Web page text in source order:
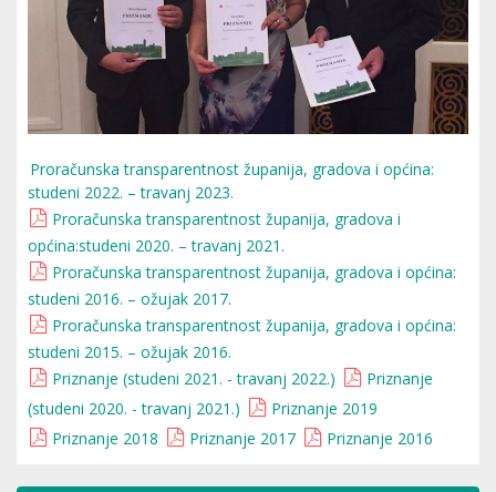
Proračunska transparentnost županija, gradova i općina:
studeni 2022. – travanj 2023.
Proračunska transparentnost županija, gradova i
općina:studeni 2020. – travanj 2021.
Proračunska transparentnost županija, gradova i općina:
studeni 2016. – ožujak 2017.
Proračunska transparentnost županija, gradova i općina:
studeni 2015. – ožujak 2016.
Priznanje (studeni 2021. - travanj 2022.)
Priznanje
(studeni 2020. - travanj 2021.)
Priznanje 2019
Priznanje 2018
Priznanje 2017 Priznanje 2016